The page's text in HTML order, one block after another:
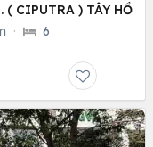
( CIPUTRA ) TÂY HỒ
· 6